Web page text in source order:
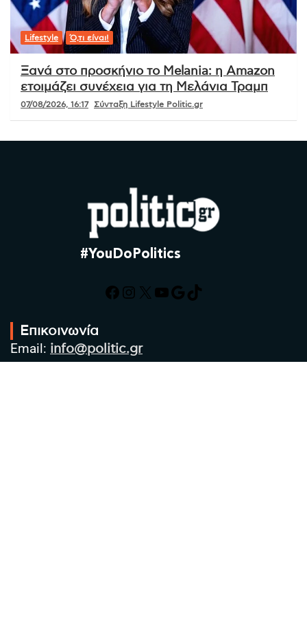
Lifestyle Ό,τι είναι!
Ξανά στο προσκήνιο το Melania: η Amazon
ετοιμάζει συνέχεια για τη Μελάνια Τραμπ
07/08/2026, 16:17 Σύνταξη Lifestyle Politic.gr
#YouDoPolitics
Facebook
Instagram
X YouTube
Google
TikTok
Επικοινωνία
Email: info@politic.gr
Τηλ: